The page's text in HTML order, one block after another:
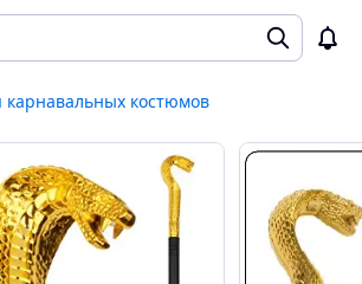
карнавальных костюмов